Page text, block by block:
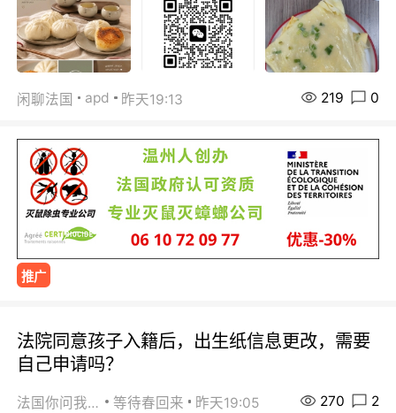
闲聊法国 apd 昨天19:13 219 0
推广
法院同意孩子入籍后，出生纸信息更改，需要
自己申请吗？
法国你问我答 等待春回来 昨天19:05 270 2